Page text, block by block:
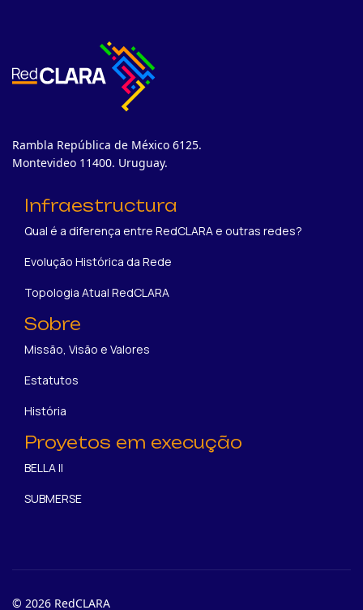
Rambla República de México 6125.
Montevideo 11400. Uruguay.
Infraestructura
Qual é a diferença entre RedCLARA e outras redes?
Evolução Histórica da Rede
Topologia Atual RedCLARA
Sobre
Missão, Visão e Valores
Estatutos
História
Proyetos em execução
BELLA II
SUBMERSE
© 2026 RedCLARA